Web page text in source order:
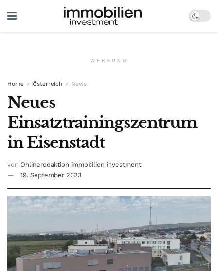
WERBUNG
Home Österreich News
Neues
Einsatztrainingszentrum
in Eisenstadt
von Onlineredaktion immobilien investment
19. September 2023